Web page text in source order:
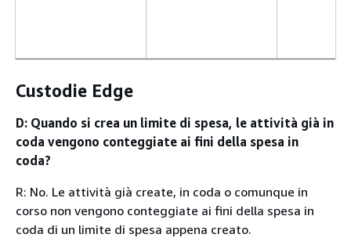
Custodie Edge
D: Quando si crea un limite di spesa, le attività già in
coda vengono conteggiate ai fini della spesa in
coda?
R: No. Le attività già create, in coda o comunque in
corso non vengono conteggiate ai fini della spesa in
coda di un limite di spesa appena creato.